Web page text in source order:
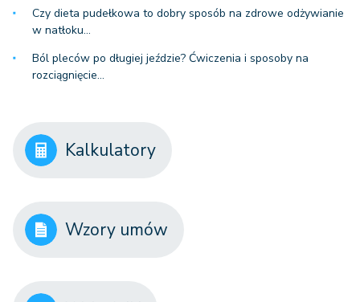
Czy dieta pudełkowa to dobry sposób na zdrowe odżywianie
w natłoku…
Ból pleców po długiej jeździe? Ćwiczenia i sposoby na
rozciągnięcie…
Kalkulatory
Wzory umów